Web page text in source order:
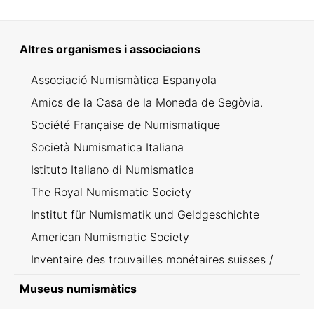
Altres organismes i associacions
Associació Numismàtica Espanyola
Amics de la Casa de la Moneda de Segòvia.
Société Française de Numismatique
Società Numismatica Italiana
Istituto Italiano di Numismatica
The Royal Numismatic Society
Institut für Numismatik und Geldgeschichte
American Numismatic Society
Inventaire des trouvailles monétaires suisses /
Museus numismàtics